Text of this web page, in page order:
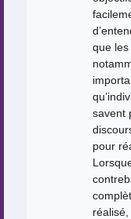
que les
savent
pour